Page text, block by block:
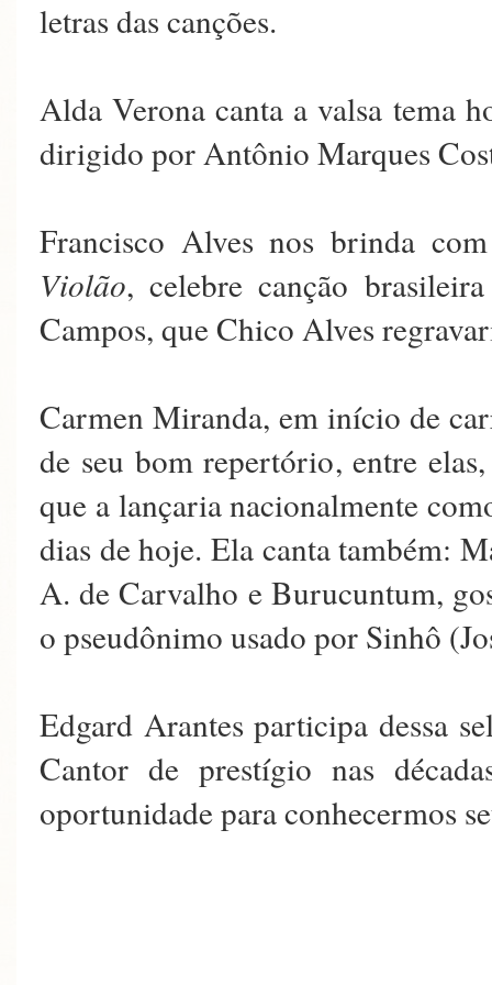
letras das canções.
Alda Verona canta a valsa tema
dirigido por Antônio Marques
Francisco Alves nos brinda
Violão, celebre canção
Campos, que Chico Alves
Carmen Miranda, em início de
de seu bom repertório, entre
que a lançaria nacionalmente
dias de hoje. Ela canta também:
A. de Carvalho e Burucuntum,
o pseudônimo usado por Sinhô
Edgard Arantes participa dessa
Cantor de prestígio nas
oportunidade para conhecermos